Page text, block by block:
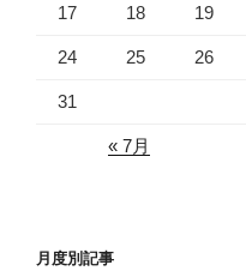
17 18 19
24 25 26
31
« 7月
月度別記事